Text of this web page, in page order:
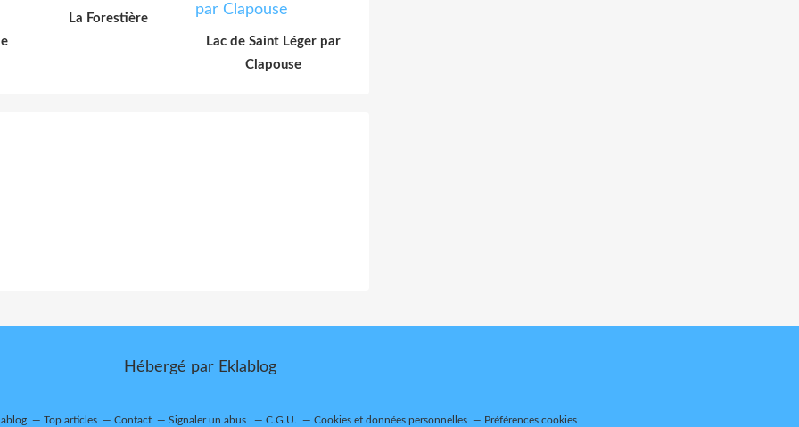
La Forestière
Lac de Saint Léger par
Clapouse
Hébergé par Eklablog
Top articles Contact Signaler un abus C.G.U. Cookies et données personnelles Préférences cookies